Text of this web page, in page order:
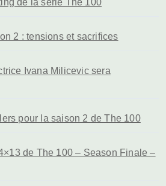
de la série The 100
2 : tensions et sacrifices
Ivana Milicevic sera
pour la saison 2 de The 100
de The 100 – Season Finale –